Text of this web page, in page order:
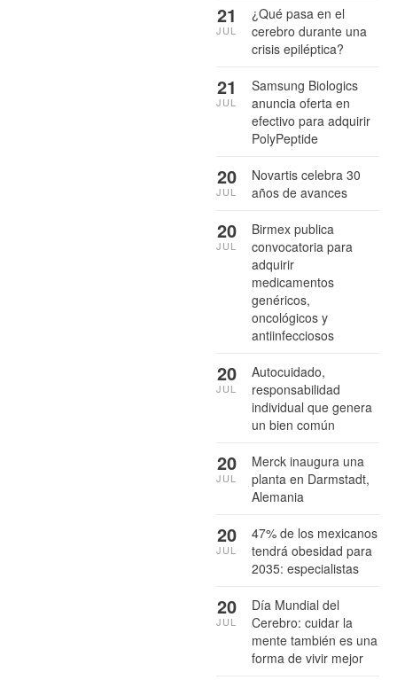
¿Qué pasa en el
cerebro durante una
crisis epiléptica?
21
JUL
Samsung Biologics
anuncia oferta en
efectivo para adquirir
PolyPeptide
21
JUL
Novartis celebra 30
años de avances
20
JUL
Birmex publica
convocatoria para
adquirir
medicamentos
genéricos,
oncológicos y
antiinfecciosos
20
JUL
Autocuidado,
responsabilidad
individual que genera
un bien común
20
JUL
Merck inaugura una
planta en Darmstadt,
Alemania
20
JUL
47% de los mexicanos
tendrá obesidad para
2035: especialistas
20
JUL
Día Mundial del
Cerebro: cuidar la
mente también es una
forma de vivir mejor
20
JUL